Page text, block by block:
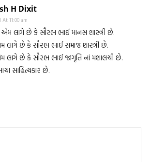
H Dixit
At 11:00 am
એમ લાગે છે કે સૌરભ ભાઈ માનસ શાસ્ત્રી છે.
લાગે છે કે સૌરભ ભાઈ સમાજ શાસ્ત્રી છે.
લાગે છે કે સૌરભ ભાઈ જાગૃતિ નાં મશાલચી છે.
સાહિત્યકાર છે.